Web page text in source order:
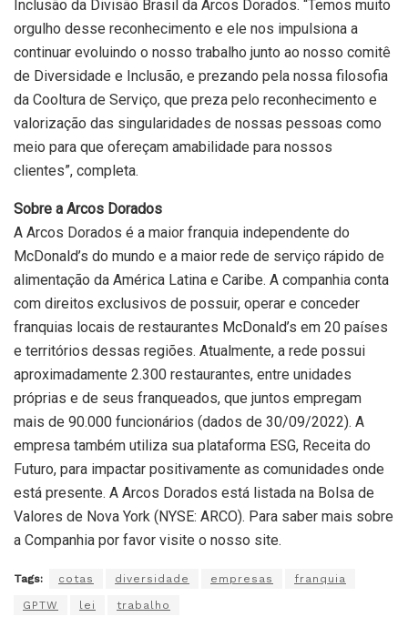
Inclusão da Divisão Brasil da Arcos Dorados. “Temos muito
orgulho desse reconhecimento e ele nos impulsiona a
continuar evoluindo o nosso trabalho junto ao nosso comitê
de Diversidade e Inclusão, e prezando pela nossa filosofia
da Cooltura de Serviço, que preza pelo reconhecimento e
valorização das singularidades de nossas pessoas como
meio para que ofereçam amabilidade para nossos
clientes”, completa.
Sobre a Arcos Dorados
A Arcos Dorados é a maior franquia independente do
McDonald’s do mundo e a maior rede de serviço rápido de
alimentação da América Latina e Caribe. A companhia conta
com direitos exclusivos de possuir, operar e conceder
franquias locais de restaurantes McDonald’s em 20 países
e territórios dessas regiões. Atualmente, a rede possui
aproximadamente 2.300 restaurantes, entre unidades
próprias e de seus franqueados, que juntos empregam
mais de 90.000 funcionários (dados de 30/09/2022). A
empresa também utiliza sua plataforma ESG, Receita do
Futuro, para impactar positivamente as comunidades onde
está presente. A Arcos Dorados está listada na Bolsa de
Valores de Nova York (NYSE: ARCO). Para saber mais sobre
a Companhia por favor visite o nosso site.
Tags: cotas diversidade empresas franquia
GPTW lei trabalho